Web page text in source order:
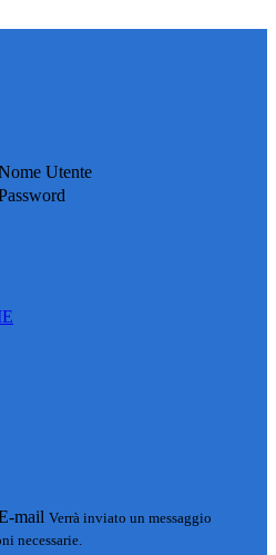
Utente
mail Verrà inviato un messaggio
necessarie.